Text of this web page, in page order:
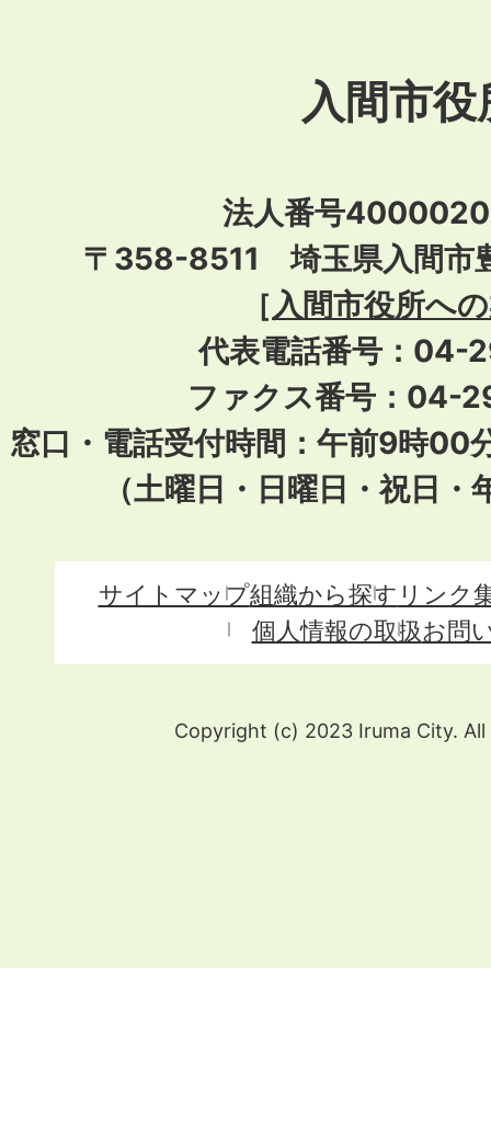
入間市役
法人番号
〒358-8511 埼玉県入間市
［入間市役所へ
代表電話番号：04-
ファクス番号：04-
窓口・電話受付時間：午前9時00
（土曜日・日曜日・祝日
サイトマップ組織から探す リンク
個人情報の取扱お問
Copyright (c) 2023 Iruma City. All